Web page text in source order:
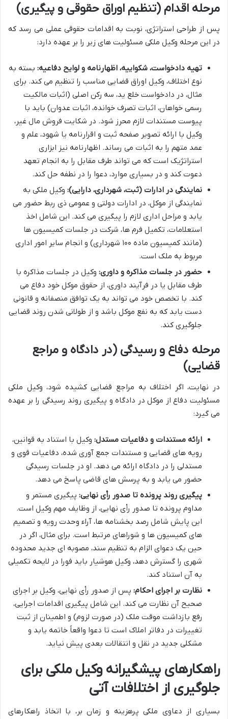
مرحله اقدام (تنظیم اوراق حقوقی و پیگیری)
پس از طراحی استراتژی، نوبت به اقدامات حقوقی عملی می رسد که
در این مرحله وکیل ملکی مسئولیت های زیر را بر عهده دارد:
تهیه دادخواست، شکواییه، اظهارنامه و لوایح دفاعیه: بسته به
نوع اختلاف، وکیل اوراق قضایی مناسب را تنظیم می کند. برای
مثال، در دادخواست خلع ید، سه رکن اصلی (اثبات مالکیت
رسمی خواهان، اثبات تصرف خوانده، اثبات عدوان) باید با
پیوست مستندات لازم محرز شود. در شکایت فروش مال غیر،
وکیل با ارائه تصویر صفحه ثبت و اقرارنامه یا شهود، علم و
عمد متهم را به اثبات می رساند. اظهارنامه نیز ابزاری
استراتژیک است که می تواند طرف مقابل را به انجام تعهد
دعوت کند و در بسیاری موارد، دعوا را در نطفه حل کند.
نمایندگی در ادارات (ثبت، شهرداری، دارایی): وکیل ملکی به
نمایندگی از موکل، در ادارات دولتی و عمومی ذی ربط حضور می
یابد و مراحل اداری لازم را پیگیری می کند. این شامل اخذ
استعلامات، تکمیل فرم ها، شرکت در جلسات کمیسیون ها
(مانند کمیسیون ماده ۱۰۰ شهرداری) و انجام سایر امور اداری
مربوط به ملک است.
حضور در جلسات مذاکره و داوری: وکیل در جلسات مذاکره با
طرف مقابل یا در فرآیند داوری، از حقوق موکل خود دفاع می
کند. با تخصص خود می تواند به یک توافق منصفانه و قانونی
دست یابد که به نفع موکل باشد و از طولانی شدن روند قضایی
جلوگیری کند.
مرحله دفاع و رسیدگی (در دادگاه و مراجع
قضایی)
در نهایت، اگر اختلاف به مراجع قضایی کشیده شود، وکیل ملکی
مسئولیت دفاع از موکل در دادگاه و پیگیری روند رسیدگی را بر عهده
می گیرد:
ارائه مستندات و دفاعیات مستدل: وکیل با استناد به قوانین،
رویه های قضایی و مستندات جمع آوری شده، دفاعیات قوی و
مستدلی را در دادگاه ارائه می دهد. او در جلسات رسیدگی
حضور می یابد و به پرسش های قاضی پاسخ می دهد.
پیگیری روند پرونده تا صدور رأی نهایی: پیگیری مستمر و
مداوم پرونده تا صدور رأی نهایی، از وظایف مهم وکیل است.
این پایش شامل رصد بخشنامه ها، آراء وحدت رویه و تصمیم
های کمیسیون ها و شوراهای مرتبط است. برای مثال، اگر در
حین یک دعوای الزام به تنظیم سند، مصوبه ای جدید محدوده
شهری را گسترش دهد، وکیل هوشیار باید فورا در لایحه تکمیلی
به آن استناد کند.
نظارت بر اجرای احکام: پس از صدور رأی نهایی، وکیل بر اجرای
صحیح آن نظارت می کند. این شامل پیگیری اقدامات اجرایی،
رفع بازداشت موقت ملک (در صورت لزوم) و اطمینان از ثبت
تغییرات در دفاتر املاک است تا دعوا واقعاً خاتمه یابد و
مشکلی جدید در نقل و انتقالات بعدی پیش نیاید.
راهکارهای پیشگیرانه وکیل ملکی برای
جلوگیری از اختلافات آتی
بسیاری از دعاوی ملکی پرهزینه و زمان بر، با اتخاذ راهکارهای